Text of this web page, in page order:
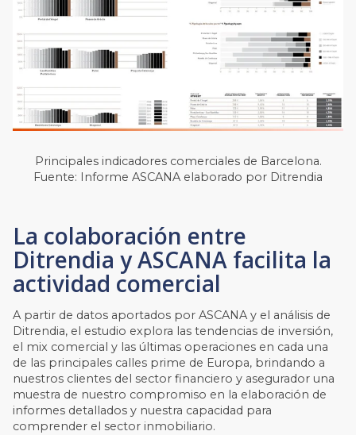
Principales indicadores comerciales de Barcelona.
Fuente: Informe ASCANA elaborado por Ditrendia
La colaboración entre
Ditrendia y ASCANA facilita la
actividad comercial
A partir de datos aportados por ASCANA y el análisis de
Ditrendia, el estudio explora las tendencias de inversión,
el mix comercial y las últimas operaciones en cada una
de las principales calles prime de Europa, brindando a
nuestros clientes del sector financiero y asegurador una
muestra de nuestro compromiso en la elaboración de
informes detallados y nuestra capacidad para
comprender el sector inmobiliario.